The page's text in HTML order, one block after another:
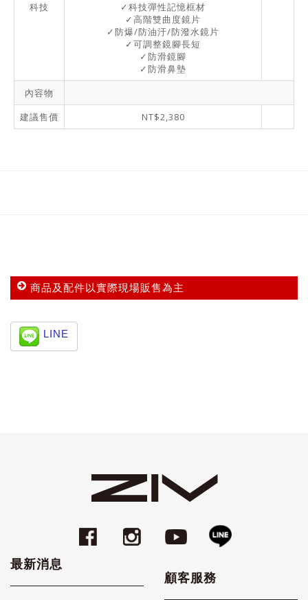
科技
✓科技彈性記憶框材
✓高階雙曲度鏡片
✓防爆/防油汙/防潑水鏡片
✓可調整鏡腳長短
✓防滑鏡腳
✓防滑鼻墊
內容物
建議售價
NT$2,380
商品及配件以實際現場販售為主
LINE
最新消息
顧客服務